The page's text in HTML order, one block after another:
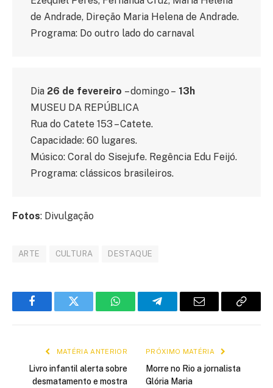
de Andrade, Direção Maria Helena de Andrade.
Programa: Do outro lado do carnaval
Dia 26 de fevereiro – domingo – 13h
MUSEU DA REPÚBLICA
Rua do Catete 153 – Catete.
Capacidade: 60 lugares.
Músico: Coral do Sisejufe. Regência Edu Feijó.
Programa: clássicos brasileiros.
Fotos: Divulgação
ARTE CULTURA DESTAQUE
FacebookTwitter WhatsAppTelegramE-
Copiar
MATÉRIA ANTERIOR
Livro infantil alerta sobre
desmatamento e mostra
PRÓXIMO MATÉRIA
Morre no Rio a jornalista
Glória Maria